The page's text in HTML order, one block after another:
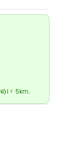
< 5km.